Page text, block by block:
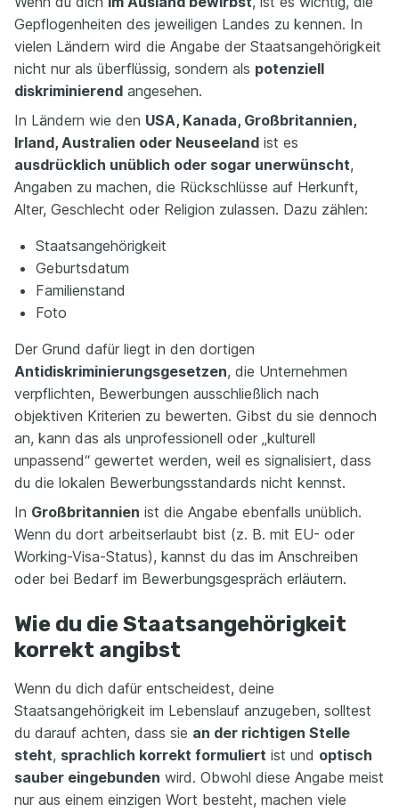
Gepflogenheiten des jeweiligen Landes zu kennen. In
vielen Ländern wird die Angabe der Staatsangehörigkeit
nicht nur als überflüssig, sondern als potenziell
diskriminierend angesehen.
In Ländern wie den USA, Kanada, Großbritannien,
Irland, Australien oder Neuseeland ist es
ausdrücklich unüblich oder sogar unerwünscht,
Angaben zu machen, die Rückschlüsse auf Herkunft,
Alter, Geschlecht oder Religion zulassen. Dazu zählen:
Staatsangehörigkeit
Geburtsdatum
Familienstand
Foto
Der Grund dafür liegt in den dortigen
Antidiskriminierungsgesetzen, die Unternehmen
verpflichten, Bewerbungen ausschließlich nach
objektiven Kriterien zu bewerten. Gibst du sie dennoch
an, kann das als unprofessionell oder „kulturell
unpassend“ gewertet werden, weil es signalisiert, dass
du die lokalen Bewerbungsstandards nicht kennst.
In Großbritannien ist die Angabe ebenfalls unüblich.
Wenn du dort arbeitserlaubt bist (z. B. mit EU- oder
Working-Visa-Status), kannst du das im Anschreiben
oder bei Bedarf im Bewerbungsgespräch erläutern.
Wie du die Staatsangehörigkeit
korrekt angibst
Wenn du dich dafür entscheidest, deine
Staatsangehörigkeit im Lebenslauf anzugeben, solltest
du darauf achten, dass sie an der richtigen Stelle
steht, sprachlich korrekt formuliert ist und optisch
sauber eingebunden wird. Obwohl diese Angabe meist
nur aus einem einzigen Wort besteht, machen viele